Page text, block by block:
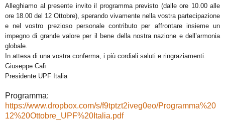
Alleghiamo al presente invito il programma previsto (dalle ore 10.00 alle
ore 18.00 del 12 Ottobre), sperando vivamente nella vostra partecipazione
e nel vostro prezioso personale contributo per affrontare insieme un
impegno di grande valore per il bene della nostra nazione e dell’armonia
globale.
In attesa di una vostra conferma, i più cordiali saluti e ringraziamenti.
Giuseppe Calì
Presidente UPF Italia
Programma:
https://www.dropbox.com/s/f9tptzt2iveg0eo/Programma%20
12%20Ottobre_UPF%20Italia.pdf